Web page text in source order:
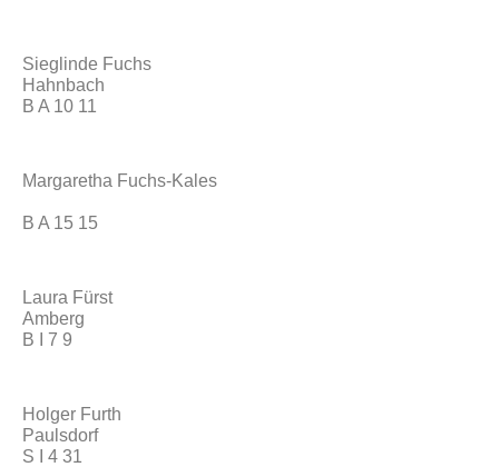
Sieglinde Fuchs
Hahnbach
B A 10 11
Margaretha Fuchs-Kales
B A 15 15
Laura Fürst
Amberg
B I 7 9
Holger Furth
Paulsdorf
S I 4 31